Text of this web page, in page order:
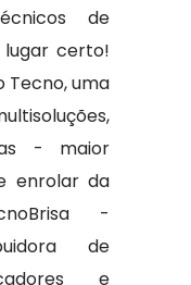
de
certo!
Tecno, uma
- maior
enrolar da
-
de
e